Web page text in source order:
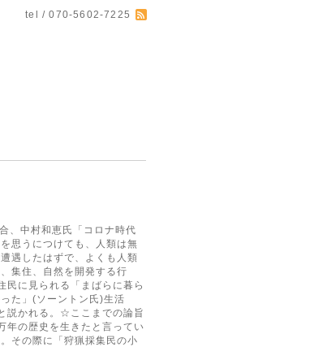
tel / 070-5602-7225
、中村和恵氏「コロナ時代
思うにつけても、人類は無
遇したはずで、よくも人類
集住、自然を開発する行
民に見られる「まばらに暮ら
た」(ソーントン氏)生活
説かれる。☆ここまでの論旨
年の歴史を生きたと言ってい
その際に「狩猟採集民の小